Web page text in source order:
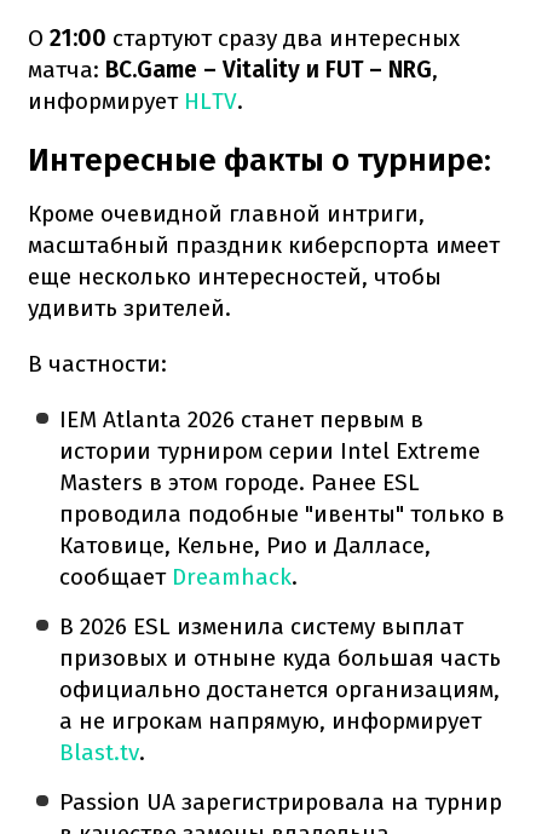
О 21:00 стартуют сразу два интересных
матча: BC.Game – Vitality и FUT – NRG,
информирует HLTV.
Интересные факты о турнире:
Кроме очевидной главной интриги,
масштабный праздник киберспорта имеет
еще несколько интересностей, чтобы
удивить зрителей.
В частности:
IEM Atlanta 2026 станет первым в
истории турниром серии Intel Extreme
Masters в этом городе. Ранее ESL
проводила подобные "ивенты" только в
Катовице, Кельне, Рио и Далласе,
сообщает Dreamhack.
В 2026 ESL изменила систему выплат
призовых и отныне куда большая часть
официально достанется организациям,
а не игрокам напрямую, информирует
Blast.tv.
Passion UA зарегистрировала на турнир